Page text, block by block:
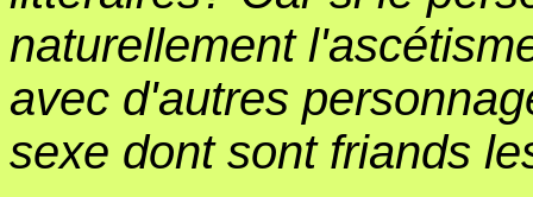
naturellement
avec d'autres
sexe dont sont friands